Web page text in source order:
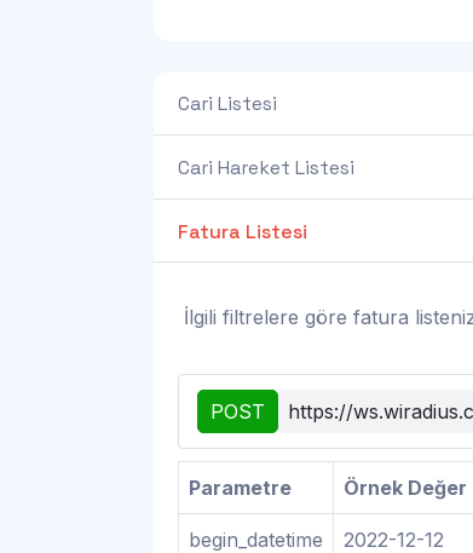
Cari Listesi
Cari Hareket Listesi
Fatura Listesi
İlgili filtrelere göre fatura
POST https://
Parametre Örnek Değer
begin_datetime 2022-12-12